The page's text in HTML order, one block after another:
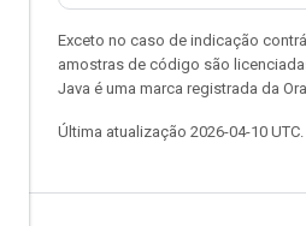
Exceto no caso de indicação
amostras de código são
Java é uma marca registrada da
Última atualização 2026-04-10 UTC.